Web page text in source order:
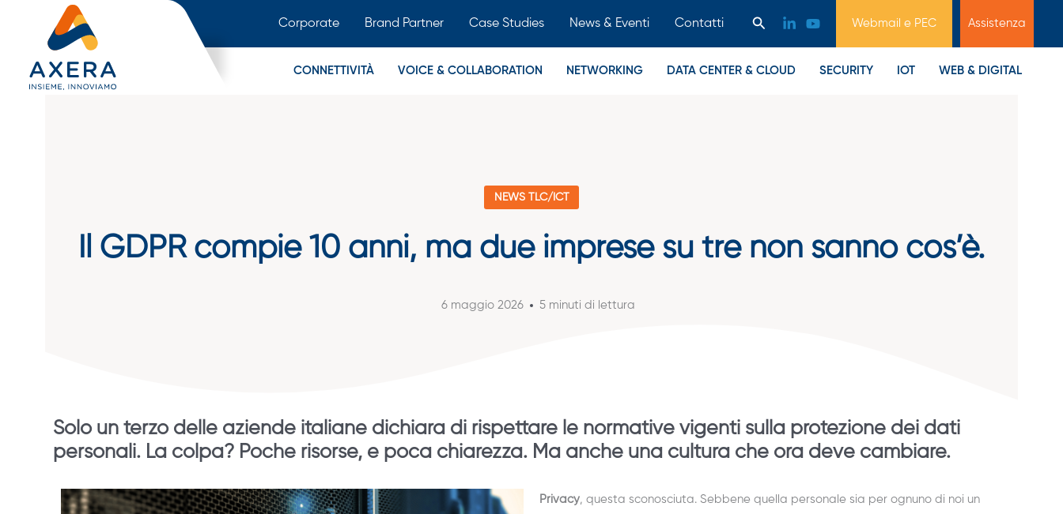
Corporate Brand Partner Case Studies News & Eventi Contatti Cerca Webmail e PEC Assistenza
CONNETTIVITÀ VOICE & COLLABORATION NETWORKING DATA CENTER & CLOUD SECURITY IOT WEB & DIGITAL
NEWS TLC/ICT
Il GDPR compie 10 anni, ma due imprese su tre non sanno cos’è.
6 maggio 2026 5 minuti di lettura
Solo un terzo delle aziende italiane dichiara di rispettare le normative vigenti sulla protezione dei dati
personali. La colpa? Poche risorse, e poca chiarezza. Ma anche una cultura che ora deve cambiare.
Privacy, questa sconosciuta. Sebbene quella personale sia per ognuno di noi un